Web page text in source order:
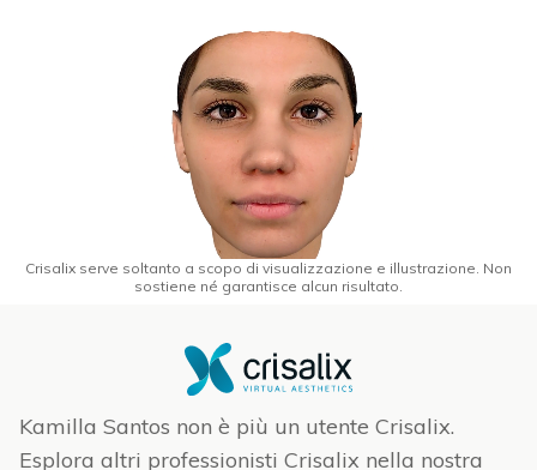
Crisalix serve soltanto a scopo di visualizzazione e illustrazione. Non
sostiene né garantisce alcun risultato.
Kamilla Santos non è più un utente Crisalix.
Esplora altri professionisti Crisalix nella nostra